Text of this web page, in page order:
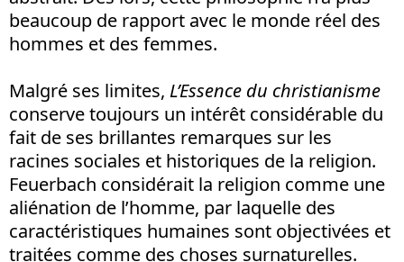
beaucoup de rapport avec le monde réel des
hommes et des femmes.
Malgré ses limites, L’Essence du christianisme
conserve toujours un intérêt considérable du
fait de ses brillantes remarques sur les
racines sociales et historiques de la religion.
Feuerbach considérait la religion comme une
aliénation de l’homme, par laquelle des
caractéristiques humaines sont objectivées et
traitées comme des choses surnaturelles.